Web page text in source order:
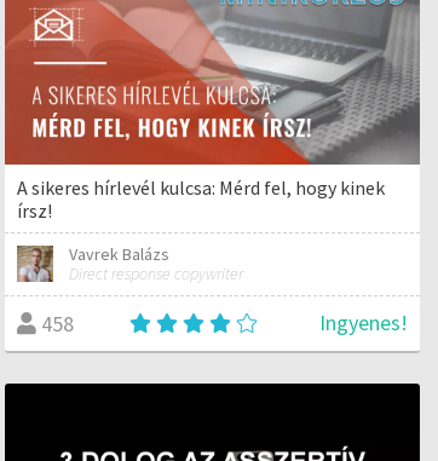
A sikeres hírlevél kulcsa: Mérd fel, hogy kinek
írsz!
Vavrek Balázs
Direct response copywriter
458 Ingyenes!